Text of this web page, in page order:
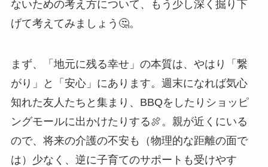
ないための考え方について、もう少し深く掘り下
げて考えてみましょう🤔。
まず、「地元に残る幸せ」の本質は、やはり「繋
がり」と「安心」にあります。週末になれば気心
知れた友人たちと集まり、BBQをしたりショッピ
ングモールに出かけたりする🍖。親が近くにいる
ので、将来の介護の不安も（物理的な距離の面で
は）少なく、逆に子育てのサポートも受けやす